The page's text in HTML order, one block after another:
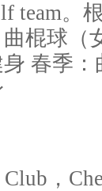
team。
棍球（
春季
，